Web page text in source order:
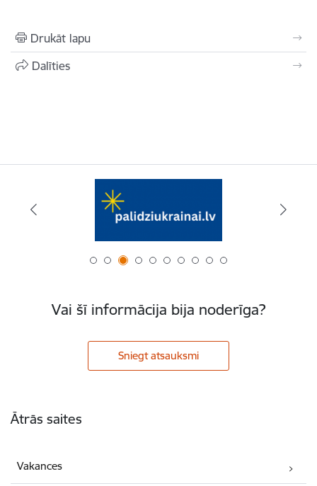
Drukāt lapu
Dalīties
Vai šī informācija bija noderīga?
Sniegt atsauksmi
Ātrās saites
Vakances